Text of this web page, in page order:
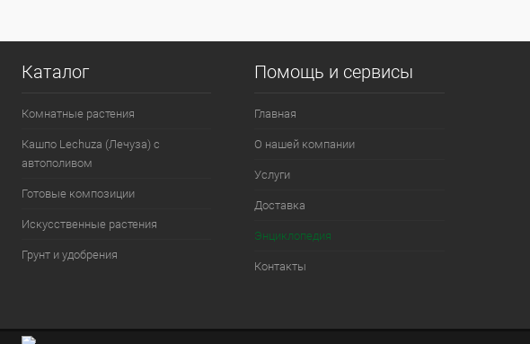
Каталог
Комнатные растения
Кашпо Lechuza (Лечуза) с
автополивом
Готовые композиции
Искусственные растения
Грунт и удобрения
Помощь и сервисы
Главная
О нашей компании
Услуги
Доставка
Энциклопедия
Контакты